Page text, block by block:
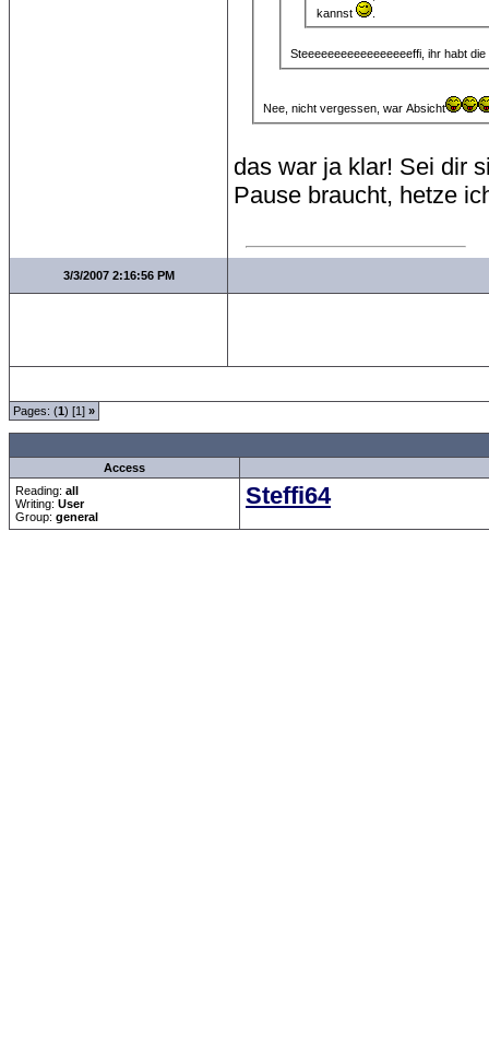
kannst
.
Steeeeeeeeeeeeeeeeeffi, ihr habt
Nee, nicht vergessen, war Absicht
das war ja klar! Sei dir
Pause braucht, hetze
3/3/2007 2:16:56 PM
Pages: (1) [1] »
Access
Reading: all
Writing: User
Group: general
Steffi64